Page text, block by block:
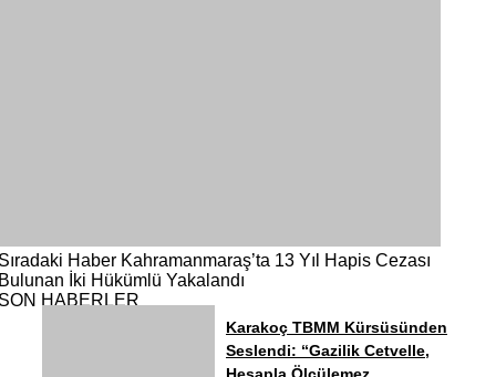
Haber Kahramanmaraş’ta 13 Yıl Hapis Cezası
İki Hükümlü Yakalandı
HABERLER
Karakoç TBMM Kürsüsünden
Seslendi: “Gazilik Cetvelle,